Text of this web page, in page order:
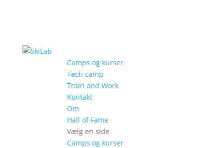
Camps og kurser
Tech camp
Train and Work
Kontakt
Om
Hall of Fame
Vælg en side
Camps og kurser